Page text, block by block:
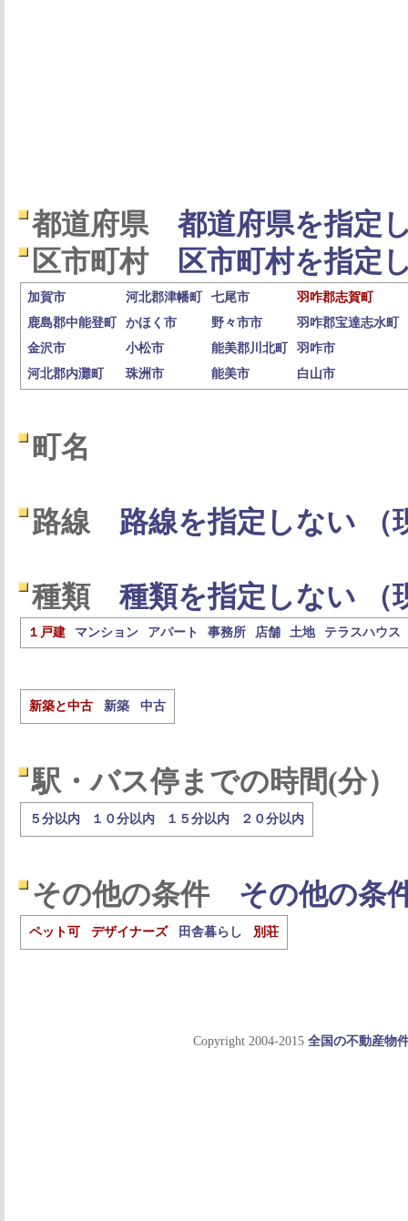
都道府県
都道府県を指定
区市町村
区市町村を指定
加賀市 河北郡津幡町 七尾市
羽咋郡志賀町
鹿島郡中能登町
かほく市 野々市市
羽咋郡宝達志水町
金沢市
小松市 能美郡川北町
羽咋市
河北郡内灘町
珠洲市 能美市 白山市
町名
路線 路線を指定しない （
種類 種類を指定しない （
１戸建 マンション アパート 事務所 店舗 土地 テラスハウス
新築と中古 新築 中古
駅・バス停までの時間(分）
５分以内 １０分以内 １５分以内 ２０分以内
その他の条件 その他の条
ペット可 デザイナーズ 田舎暮らし 別荘
Copyright 2004-2015 全国の不動産物